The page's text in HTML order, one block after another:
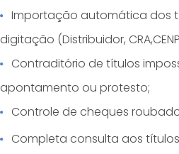
Importação automática dos
digitação (Distribuidor,
Contraditório de títulos
apontamento ou protesto;
Controle de cheques
Completa consulta aos